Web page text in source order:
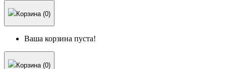
Корзина (0)
Ваша корзина пуста!
Корзина (0)